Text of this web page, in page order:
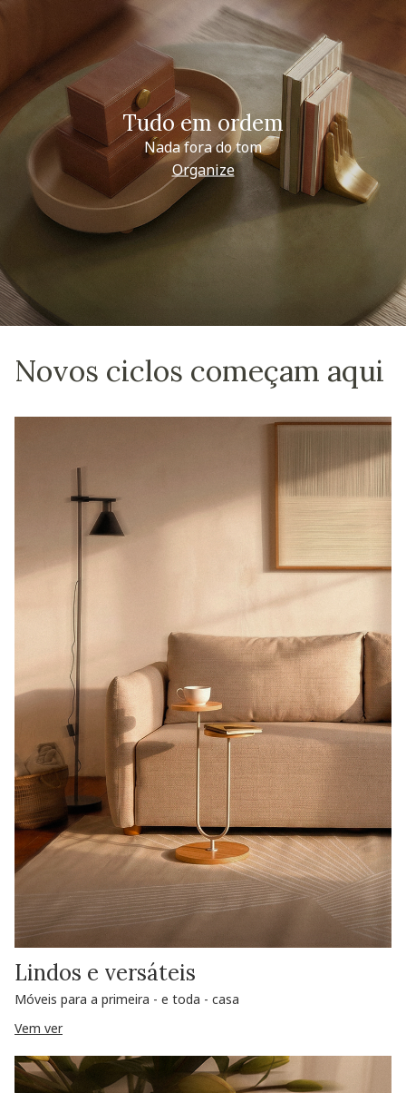
Tudo em ordem
Nada fora do tom
Organize
Novos ciclos começam aqui
Lindos e versáteis
Móveis para a primeira - e toda - casa
Vem ver